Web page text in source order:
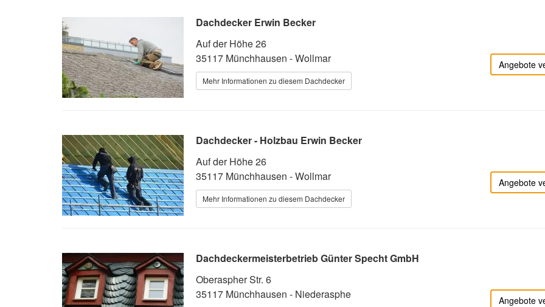
Dachdecker Erwin Becker
Auf der Höhe 26
35117 Münchhausen - Wollmar
Mehr Informationen zu diesem Dachdecker
Angebote
Dachdecker - Holzbau Erwin Becker
Auf der Höhe 26
35117 Münchhausen - Wollmar
Mehr Informationen zu diesem Dachdecker
Angebote
Dachdeckermeisterbetrieb Günter Specht GmbH
Oberaspher Str. 6
35117 Münchhausen - Niederasphe
Angebote